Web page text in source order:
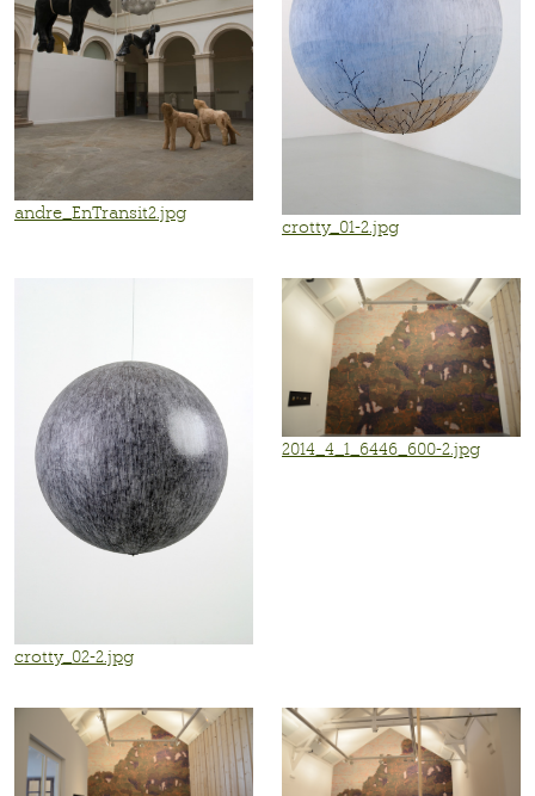
andre_EnTransit2.jpg
crotty_01-2.jpg
crotty_02-2.jpg
2014_4_1_6446_600-2.jpg